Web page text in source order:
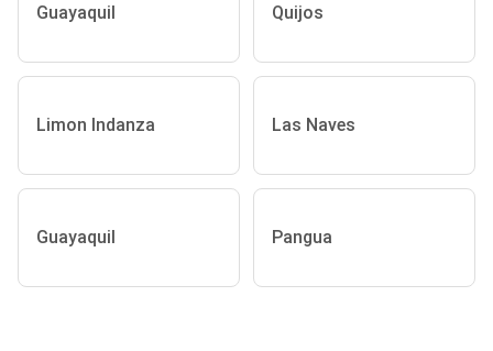
Guayaquil Quijos
Limon Indanza Las Naves
Guayaquil Pangua